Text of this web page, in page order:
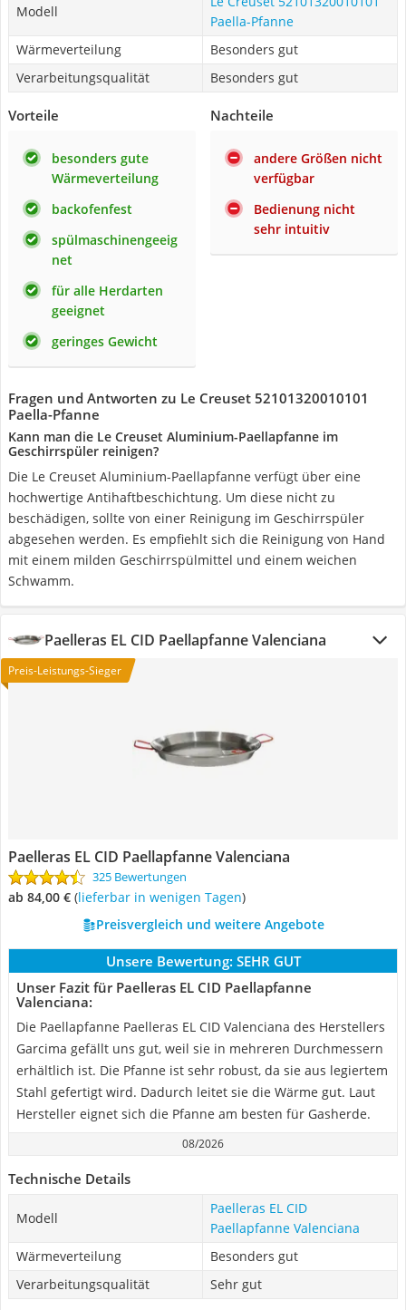
Modell
Paella-Pfanne
Wärmeverteilung
Besonders gut
Verarbeitungsqualität
Besonders gut
Vorteile
besonders gute
Wärmeverteilung
backofenfest
spülmaschinengeeig
net
für alle Herdarten
geeignet
geringes Gewicht
Nachteile
andere Größen nicht
verfügbar
Bedienung nicht
sehr intuitiv
Fragen und Antworten zu Le Creuset 52101320010101
Paella-Pfanne
Kann man die Le Creuset Aluminium-Paellapfanne im
Geschirrspüler reinigen?
Die Le Creuset Aluminium-Paellapfanne verfügt über eine
hochwertige Antihaftbeschichtung. Um diese nicht zu
beschädigen, sollte von einer Reinigung im Geschirrspüler
abgesehen werden. Es empfiehlt sich die Reinigung von Hand
mit einem milden Geschirrspülmittel und einem weichen
Schwamm.
Paelleras EL CID Paellapfanne Valenciana
Preis-Leistungs-Sieger
Paelleras EL CID Paellapfanne Valenciana
325 Bewertungen
ab 84,00 € ( Lieferbar in wenigen Tagen)
Preisvergleich und weitere Angebote
Unsere Bewertung: SEHR GUT
Unser Fazit für Paelleras EL CID Paellapfanne
Valenciana:
Die Paellapfanne Paelleras EL CID Valenciana des Herstellers
Garcima gefällt uns gut, weil sie in mehreren Durchmessern
erhältlich ist. Die Pfanne ist sehr robust, da sie aus legiertem
Stahl gefertigt wird. Dadurch leitet sie die Wärme gut. Laut
Hersteller eignet sich die Pfanne am besten für Gasherde.
08/2026
Technische Details
Modell
Paelleras EL CID
Paellapfanne Valenciana
Wärmeverteilung
Besonders gut
Verarbeitungsqualität
Sehr gut